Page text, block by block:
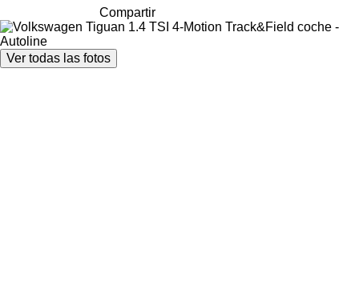
Compartir
Ver todas las fotos